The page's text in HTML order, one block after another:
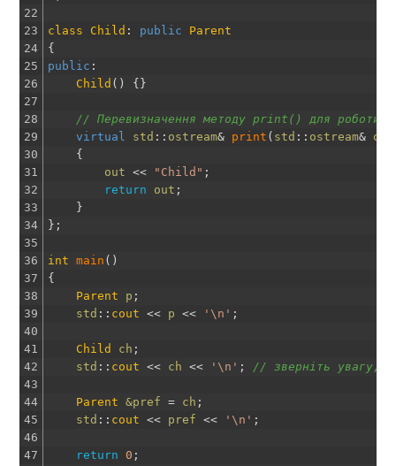
22
23
24
25
26
27
28
29
30
31
32
33
34
35
36
37
38
39
40
41
42
43
44
45
46
47
class Child : public
Parent
{
public :
Child ( ) {}
// Перевизначення методу print() для роботи
virtual
std :: ostream& print ( std :: ostream& out
{
out
<< "Child" ;
return
out ;
}
} ;
int main ( )
{
Parent
p ;
std :: cout << p << '\n' ;
Child ch ;
std :: cout << ch << '\n' ; // зверніть увагу,
Parent &pref = ch ;
std :: cout << pref << '\n' ;
return 0 ;